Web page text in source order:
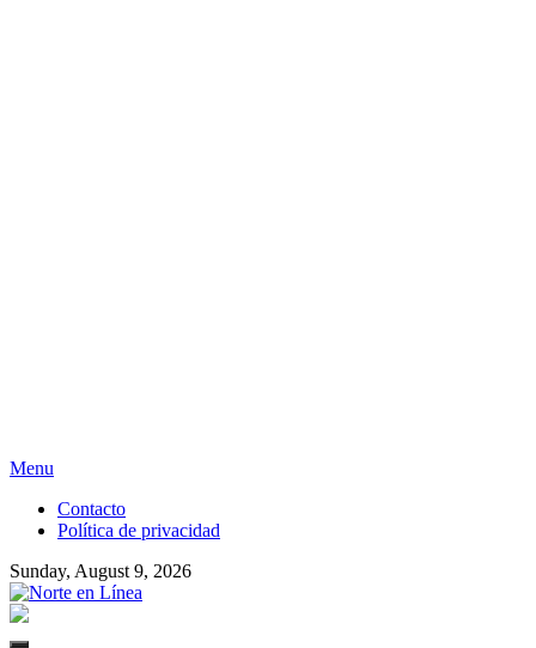
Skip
content
Menu
Contacto
Política de privacidad
Sunday, August 9, 2026